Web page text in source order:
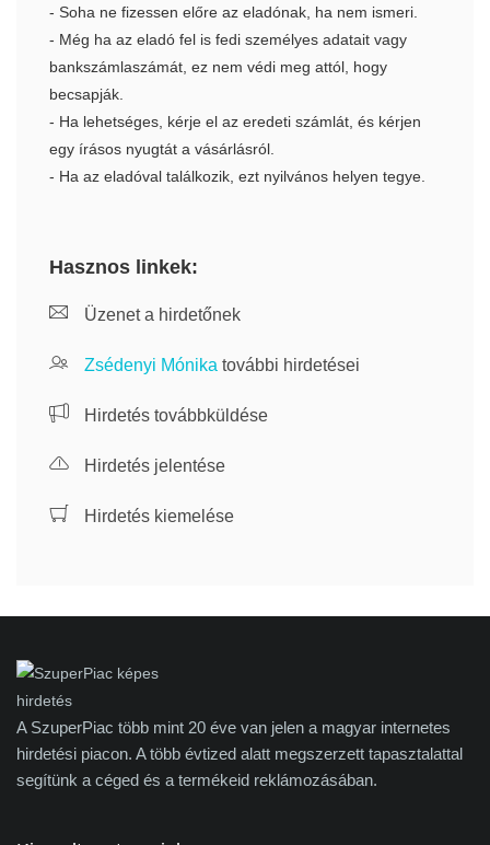
- Soha ne fizessen előre az eladónak, ha nem ismeri.
- Még ha az eladó fel is fedi személyes adatait vagy
bankszámlaszámát, ez nem védi meg attól, hogy
becsapják.
- Ha lehetséges, kérje el az eredeti számlát, és kérjen
egy írásos nyugtát a vásárlásról.
- Ha az eladóval találkozik, ezt nyilvános helyen tegye.
Hasznos linkek:
Üzenet a hirdetőnek
Zsédenyi Mónika további hirdetései
Hirdetés továbbküldése
Hirdetés jelentése
Hirdetés kiemelése
A SzuperPiac több mint 20 éve van jelen a magyar internetes
hirdetési piacon. A több évtized alatt megszerzett tapasztalattal
segítünk a céged és a termékeid reklámozásában.